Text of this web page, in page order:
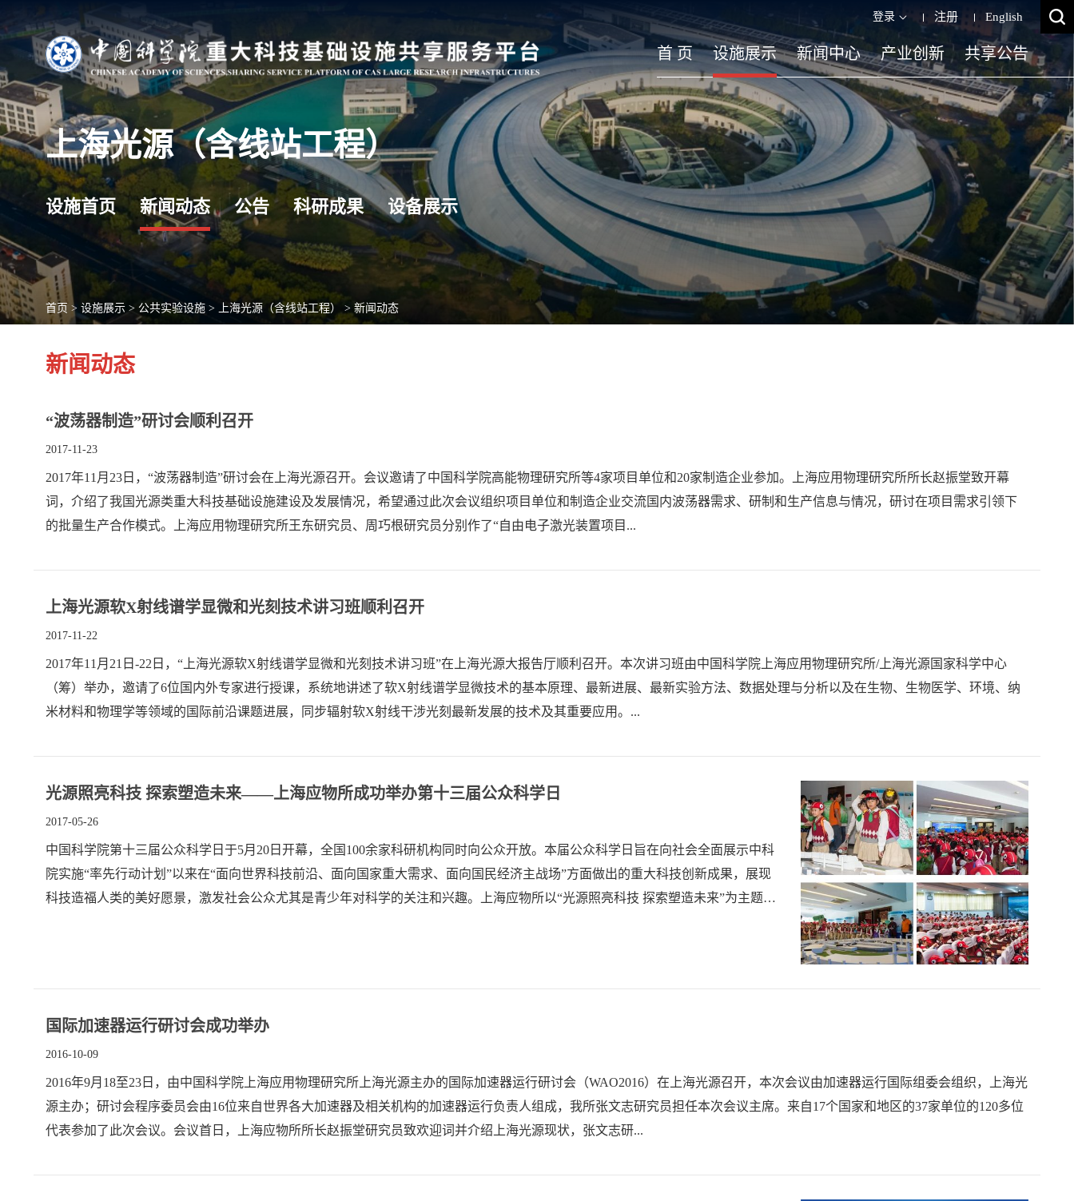
登录 注册 English
首 页 设施展示 新闻中心 产业创新 共享公告
上海光源（含线站工程）
设施首页 新闻动态 公告 科研成果 设备展示
首页 > 设施展示 > 公共实验设施 > 上海光源（含线站工程） > 新闻动态
新闻动态
“波荡器制造”研讨会顺利召开
2017-11-23
2017年11月23日，“波荡器制造”研讨会在上海光源召开。会议邀请了中国科学院高能物理研究所等4家项目单位和20家制造企业参加。上海应用物理研究所所长赵振堂致开幕
词，介绍了我国光源类重大科技基础设施建设及发展情况，希望通过此次会议组织项目单位和制造企业交流国内波荡器需求、研制和生产信息与情况，研讨在项目需求引领下
的批量生产合作模式。上海应用物理研究所王东研究员、周巧根研究员分别作了“自由电子激光装置项目...
上海光源软X射线谱学显微和光刻技术讲习班顺利召开
2017-11-22
2017年11月21日-22日，“上海光源软X射线谱学显微和光刻技术讲习班”在上海光源大报告厅顺利召开。本次讲习班由中国科学院上海应用物理研究所/上海光源国家科学中心
（筹）举办，邀请了6位国内外专家进行授课，系统地讲述了软X射线谱学显微技术的基本原理、最新进展、最新实验方法、数据处理与分析以及在生物、生物医学、环境、纳
米材料和物理学等领域的国际前沿课题进展，同步辐射软X射线干涉光刻最新发展的技术及其重要应用。...
光源照亮科技 探索塑造未来——上海应物所成功举办第十三届公众科学日
2017-05-26
中国科学院第十三届公众科学日于5月20日开幕，全国100余家科研机构同时向公众开放。本届公众科学日旨在向社会全面展示中科
院实施“率先行动计划”以来在“面向世界科技前沿、面向国家重大需求、面向国民经济主战场”方面做出的重大科技创新成果，展现
科技造福人类的美好愿景，激发社会公众尤其是青少年对科学的关注和兴趣。上海应物所以“光源照亮科技 探索塑造未来”为主题举
国际加速器运行研讨会成功举办
2016-10-09
2016年9月18至23日，由中国科学院上海应用物理研究所上海光源主办的国际加速器运行研讨会（WAO2016）在上海光源召开，本次会议由加速器运行国际组委会组织，上海光
源主办；研讨会程序委员会由16位来自世界各大加速器及相关机构的加速器运行负责人组成，我所张文志研究员担任本次会议主席。来自17个国家和地区的37家单位的120多位
代表参加了此次会议。会议首日，上海应物所所长赵振堂研究员致欢迎词并介绍上海光源现状，张文志研...